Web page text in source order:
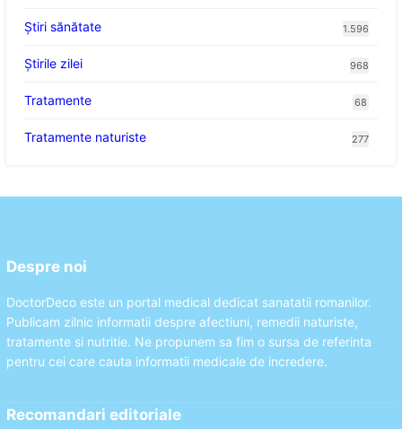
Ştiri sănătate 1.596
Știrile zilei 968
Tratamente 68
Tratamente naturiste 277
Despre noi
DoctorDeco este un portal medical dedicat sanatatii romanilor.
Publicam zilnic informatii despre afectiuni, remedii naturiste,
tratamente si nutritie. Ne propunem sa fim o sursa de referinta
pentru cei care cauta informatii medicale de incredere.
Recomandari editoriale